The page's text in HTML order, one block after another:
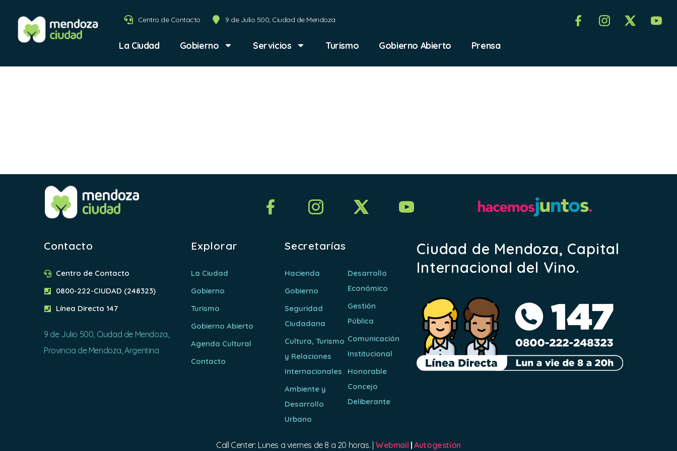
Centro de Contacto 9 de Julio 500, Ciudad de Mendoza
La Ciudad Gobierno Servicios Turismo Gobierno Abierto Prensa
Contacto
Centro de Contacto
0800-222-CIUDAD (248323)
Línea Directa 147
9 de Julio 500, Ciudad de Mendoza,
Provincia de Mendoza, Argentina
Explorar
La Ciudad
Gobierno
Turismo
Gobierno Abierto
Agenda Cultural
Contacto
Secretarías
Hacienda
Gobierno
Seguridad
Ciudadana
Cultura, Turismo
y Relaciones
Internacionales
Ambiente y
Desarrollo
Urbano
Desarrollo
Económico
Gestión
Pública
Comunicación
Institucional
Honorable
Concejo
Deliberante
Ciudad de Mendoza, Capital
Internacional del Vino.
Call Center: Lunes a viernes de 8 a 20 horas. | Webmail |Autogestión